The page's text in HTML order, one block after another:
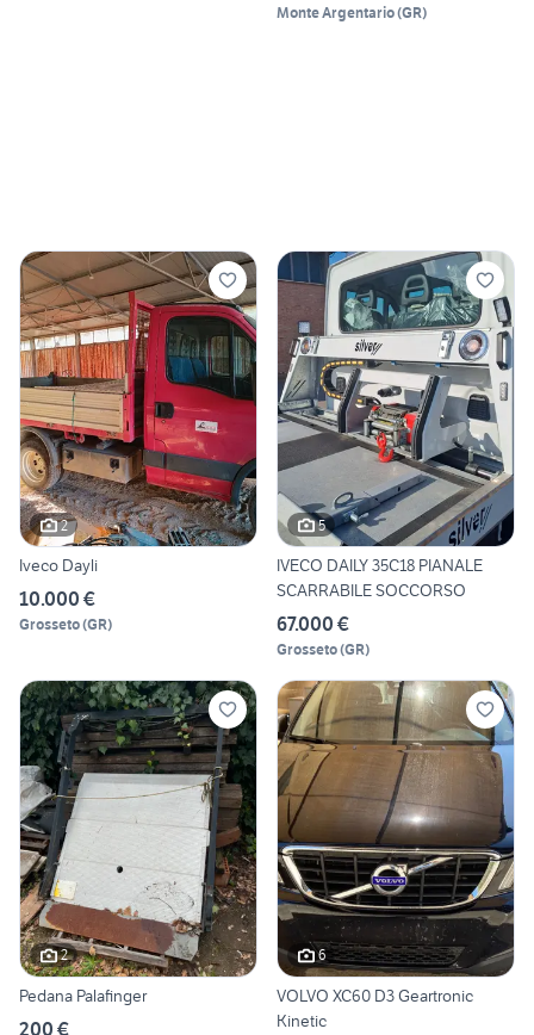
Monte Argentario(GR)
2
Iveco Dayli
10.000 €
Grosseto(GR)
5
IVECO DAILY 35C18 PIANALE
SCARRABILE SOCCORSO
67.000 €
Grosseto(GR)
2
Pedana Palafinger
200 €
6
VOLVO XC60 D3 Geartronic
Kinetic